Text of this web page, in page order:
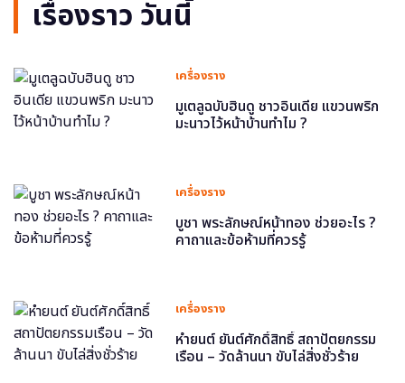
เรื่องราว วันนี้
เครื่องราง
มูเตลูฉบับฮินดู ชาวอินเดีย แขวนพริก
มะนาวไว้หน้าบ้านทำไม ?
เครื่องราง
บูชา พระลักษณ์หน้าทอง ช่วยอะไร ?
คาถาและข้อห้ามที่ควรรู้
เครื่องราง
หำยนต์ ยันต์ศักดิ์สิทธิ์ สถาปัตยกรรม
เรือน – วัดล้านนา ขับไล่สิ่งชั่วร้าย